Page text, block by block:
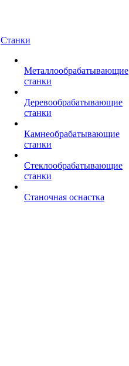
Станки
Металлообрабатывающие
станки
Деревообрабатывающие
станки
Камнеобрабатывающие
станки
Стеклообрабатывающие
станки
Станочная оснастка